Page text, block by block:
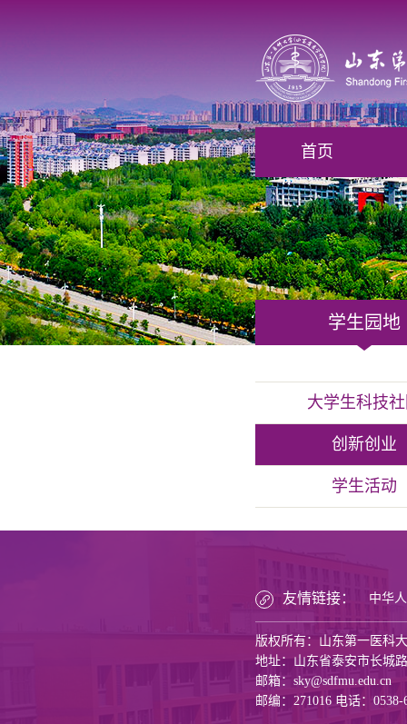
首页
学生园地
大学生科技
创新创业
学生活动
友情链接： 中华
版权所有：山东第一医科
地址：山东省泰安市长城
邮箱：sky@sdfmu.edu.cn
邮编：271016 电话：0538-